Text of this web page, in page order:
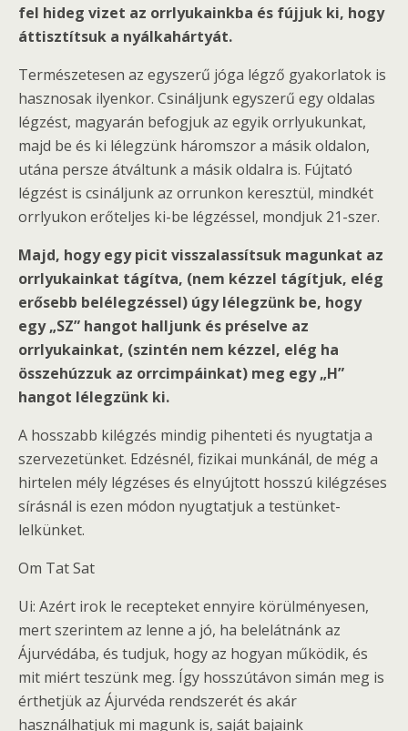
fel hideg vizet az orrlyukainkba és fújjuk ki, hogy
áttisztítsuk a nyálkahártyát.
Természetesen az egyszerű jóga légző gyakorlatok is
hasznosak ilyenkor. Csináljunk egyszerű egy oldalas
légzést, magyarán befogjuk az egyik orrlyukunkat,
majd be és ki lélegzünk háromszor a másik oldalon,
utána persze átváltunk a másik oldalra is. Fújtató
légzést is csináljunk az orrunkon keresztül, mindkét
orrlyukon erőteljes ki-be légzéssel, mondjuk 21-szer.
Majd, hogy egy picit visszalassítsuk magunkat az
orrlyukainkat tágítva, (nem kézzel tágítjuk, elég
erősebb belélegzéssel) úgy lélegzünk be, hogy
egy „SZ” hangot halljunk és préselve az
orrlyukainkat, (szintén nem kézzel, elég ha
összehúzzuk az orrcimpáinkat) meg egy „H”
hangot lélegzünk ki.
A hosszabb kilégzés mindig pihenteti és nyugtatja a
szervezetünket. Edzésnél, fizikai munkánál, de még a
hirtelen mély légzéses és elnyújtott hosszú kilégzéses
sírásnál is ezen módon nyugtatjuk a testünket-
lelkünket.
Om Tat Sat
Ui: Azért irok le recepteket ennyire körülményesen,
mert szerintem az lenne a jó, ha belelátnánk az
Ájurvédába, és tudjuk, hogy az hogyan működik, és
mit miért teszünk meg. Így hosszútávon simán meg is
érthetjük az Ájurvéda rendszerét és akár
használhatjuk mi magunk is, saját bajaink